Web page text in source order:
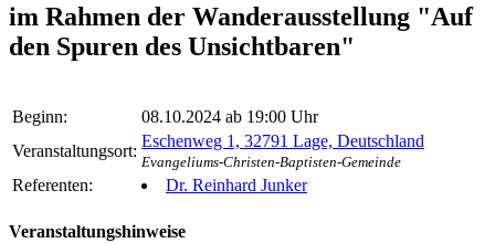
im Rahmen der Wanderausstellung "Auf
den Spuren des Unsichtbaren"
Beginn:
08.10.2024 ab 19:00 Uhr
Veranstaltungsort:
Eschenweg 1, 32791 Lage, Deutschland
Evangeliums-Christen-Baptisten-Gemeinde
Referenten: Dr. Reinhard Junker
Veranstaltungshinweise